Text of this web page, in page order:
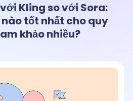
Kling so với Sora:
tốt nhất cho quy
khảo nhiều?